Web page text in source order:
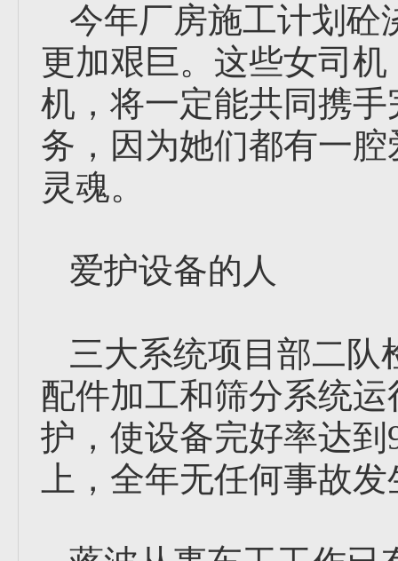
今年厂房施工计划砼
更加艰巨。这些女司
机，将一定能共同携
务，因为她们都有一
灵魂。
爱护设备的人
三大系统项目部二队
配件加工和筛分系统
护，使设备完好率达到
上，全年无任何事故